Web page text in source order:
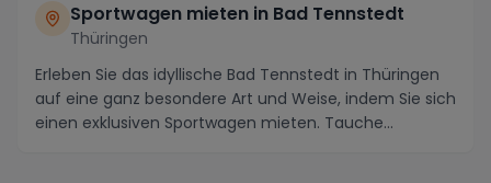
Sportwagen mieten in Bad Tennstedt
Thüringen
Erleben Sie das idyllische Bad Tennstedt in Thüringen
auf eine ganz besondere Art und Weise, indem Sie sich
einen exklusiven Sportwagen mieten. Tauche...